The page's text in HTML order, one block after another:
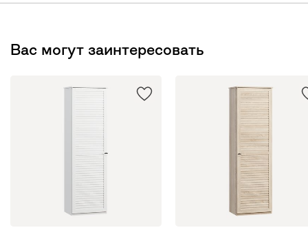
Вас могут заинтересовать